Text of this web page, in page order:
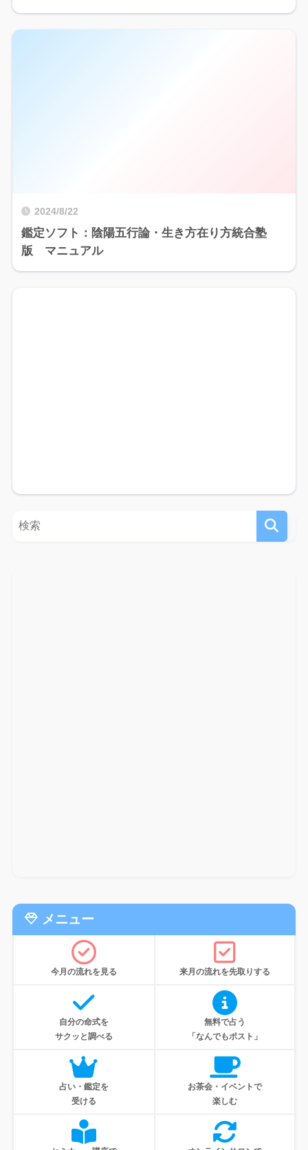
2024/8/22
鑑定ソフト：陰陽五行論・生き方在り方統合塾
版 マニュアル
メニュー
今月の流れを見る 来月の流れを先取りする
自分の命式を
サクッと調べる
無料で占う
「なんでもポスト」
占い・鑑定を
受ける
お茶会・イベントで
楽しむ